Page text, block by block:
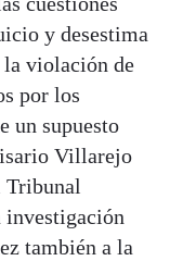
y desestima
la violación de
por los
un supuesto
Villarejo
Tribunal
investigación
también a la